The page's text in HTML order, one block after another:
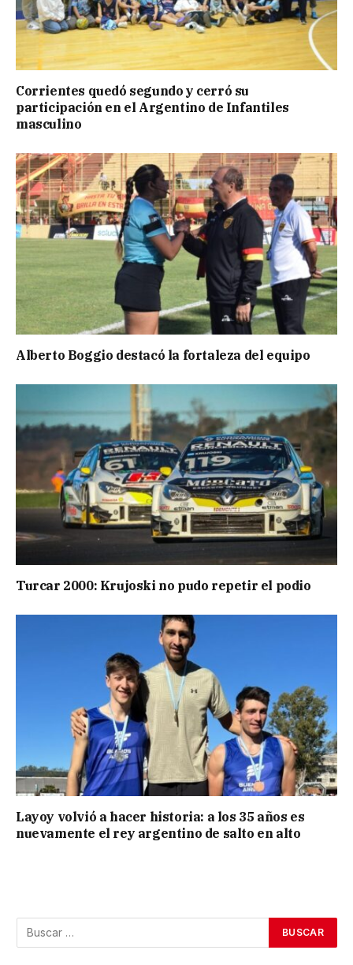
Corrientes quedó segundo y cerró su
participación en el Argentino de Infantiles
masculino
Alberto Boggio destacó la fortaleza del equipo
Turcar 2000: Krujoski no pudo repetir el podio
Layoy volvió a hacer historia: a los 35 años es
nuevamente el rey argentino de salto en alto